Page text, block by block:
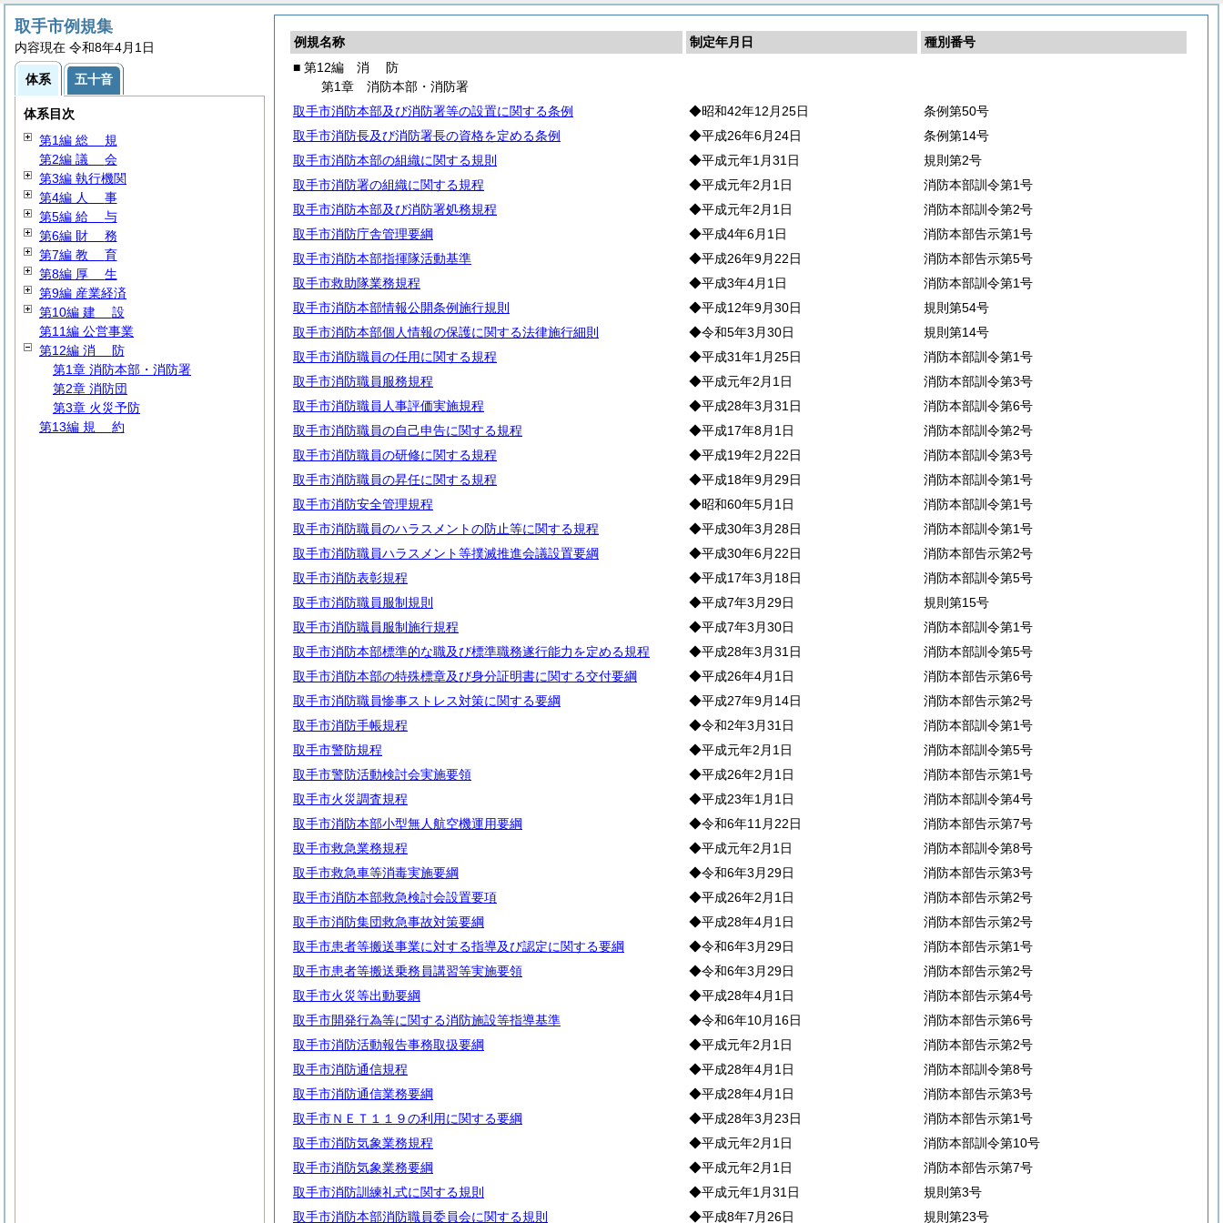
例規名称 制定年月日
種別番号
■ 第12編 消 防
第1章 消防本部・消防署
取手市消防本部及び消防署等の設置に関する条例
◆昭和42年12月25日
条例第50号
取手市消防長及び消防署長の資格を定める条例
◆平成26年6月24日
条例第14号
取手市消防本部の組織に関する規則
◆平成元年1月31日
規則第2号
取手市消防署の組織に関する規程
◆平成元年2月1日
消防本部訓令第1号
取手市消防本部及び消防署処務規程
◆平成元年2月1日
消防本部訓令第2号
取手市消防庁舎管理要綱
◆平成4年6月1日
消防本部告示第1号
取手市消防本部指揮隊活動基準
◆平成26年9月22日
消防本部告示第5号
取手市救助隊業務規程
◆平成3年4月1日
消防本部訓令第1号
取手市消防本部情報公開条例施行規則
◆平成12年9月30日
規則第54号
取手市消防本部個人情報の保護に関する法律施行細則
◆令和5年3月30日
規則第14号
取手市消防職員の任用に関する規程
◆平成31年1月25日
消防本部訓令第1号
取手市消防職員服務規程
◆平成元年2月1日
消防本部訓令第3号
取手市消防職員人事評価実施規程
◆平成28年3月31日
消防本部訓令第6号
取手市消防職員の自己申告に関する規程
◆平成17年8月1日
消防本部訓令第2号
取手市消防職員の研修に関する規程
◆平成19年2月22日
消防本部訓令第3号
取手市消防職員の昇任に関する規程
◆平成18年9月29日
消防本部訓令第1号
取手市消防安全管理規程
◆昭和60年5月1日
消防本部訓令第1号
取手市消防職員のハラスメントの防止等に関する規程
◆平成30年3月28日
消防本部訓令第1号
取手市消防職員ハラスメント等撲滅推進会議設置要綱
◆平成30年6月22日
消防本部告示第2号
取手市消防表彰規程
◆平成17年3月18日
消防本部訓令第5号
取手市消防職員服制規則
◆平成7年3月29日
規則第15号
取手市消防職員服制施行規程
◆平成7年3月30日
消防本部訓令第1号
取手市消防本部標準的な職及び標準職務遂行能力を定める規程
◆平成28年3月31日
消防本部訓令第5号
取手市消防本部の特殊標章及び身分証明書に関する交付要綱
◆平成26年4月1日
消防本部告示第6号
取手市消防職員惨事ストレス対策に関する要綱
◆平成27年9月14日
消防本部告示第2号
取手市消防手帳規程
◆令和2年3月31日
消防本部訓令第1号
取手市警防規程
◆平成元年2月1日
消防本部訓令第5号
取手市警防活動検討会実施要領
◆平成26年2月1日
消防本部告示第1号
取手市火災調査規程
◆平成23年1月1日
消防本部訓令第4号
取手市消防本部小型無人航空機運用要綱
◆令和6年11月22日
消防本部告示第7号
取手市救急業務規程
◆平成元年2月1日
消防本部訓令第8号
取手市救急車等消毒実施要綱
◆令和6年3月29日
消防本部告示第3号
取手市消防本部救急検討会設置要項
◆平成26年2月1日
消防本部告示第2号
取手市消防集団救急事故対策要綱
◆平成28年4月1日
消防本部告示第2号
取手市患者等搬送事業に対する指導及び認定に関する要綱
◆令和6年3月29日
消防本部告示第1号
取手市患者等搬送乗務員講習等実施要領
◆令和6年3月29日
消防本部告示第2号
取手市火災等出動要綱
◆平成28年4月1日
消防本部告示第4号
取手市開発行為等に関する消防施設等指導基準
◆令和6年10月16日
消防本部告示第6号
取手市消防活動報告事務取扱要綱
◆平成元年2月1日
消防本部告示第2号
取手市消防通信規程
◆平成28年4月1日
消防本部訓令第8号
取手市消防通信業務要綱
◆平成28年4月1日
消防本部告示第3号
取手市ＮＥＴ１１９の利用に関する要綱
◆平成28年3月23日
消防本部告示第1号
取手市消防気象業務規程
◆平成元年2月1日
消防本部訓令第10号
取手市消防気象業務要綱
◆平成元年2月1日
消防本部告示第7号
取手市消防訓練礼式に関する規則
◆平成元年1月31日
規則第3号
取手市消防本部消防職員委員会に関する規則
◆平成8年7月26日 規則第23号
取手市例規集
内容現在 令和8年4月1日
体系 五十音
体系目次
第1編 総 規
第2編 議 会
第3編 執行機関
第4編 人 事
第5編 給 与
第6編 財 務
第7編 教 育
第8編 厚 生
第9編 産業経済
第10編 建 設
第11編 公営事業
第12編 消 防
第1章 消防本部・消防署
第2章 消防団
第3章 火災予防
第13編 規 約